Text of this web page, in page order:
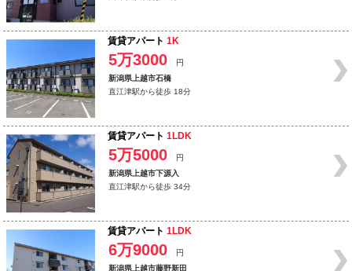
賃貸アパート 1K
5万3000
円
新潟県上越市石橋
直江津駅から徒歩 18分
賃貸アパート 1LDK
5万5000
円
新潟県上越市下源入
直江津駅から徒歩 34分
賃貸アパート 1LDK
6万9000
円
新潟県上越市藤野新田